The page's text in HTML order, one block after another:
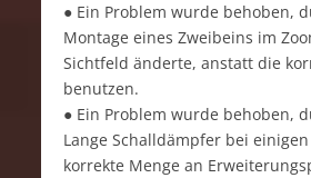
● Ein Problem wurde behoben,
Montage eines Zweibeins im
Sichtfeld änderte, anstatt die
benutzen.
● Ein Problem wurde behoben,
Lange Schalldämpfer bei
korrekte Menge an